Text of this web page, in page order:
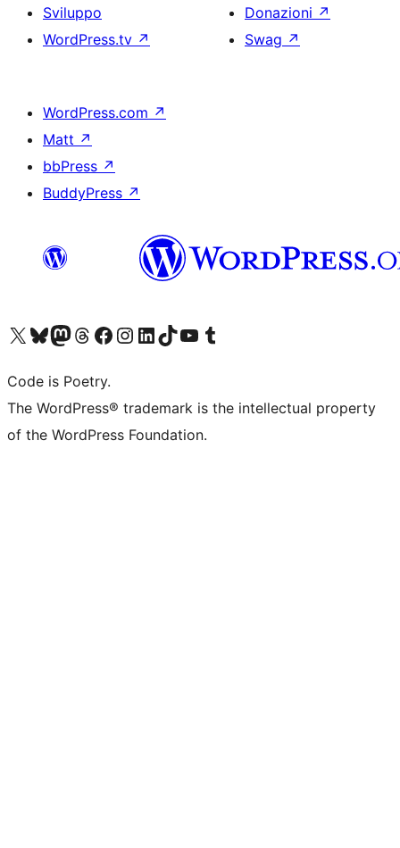
Sviluppo
WordPress.tv ↗
Donazioni ↗
Swag ↗
WordPress.com ↗
Matt ↗
bbPress ↗
BuddyPress ↗
Visita il nostro account X (ex Twitter)
Visita il nostro account Bluesky
Visita il nostro account Mastodon
Visita il nostro account Threads
Visita la nostra pagina Facebook
Visita il nostro account Instagram
Visita il nostro account LinkedIn
Visita il nostro account TikTok
Visita il nostro canale YouTube
Visita il nostro account Tumblr
Code is Poetry.
The WordPress® trademark is the intellectual property
of the WordPress Foundation.